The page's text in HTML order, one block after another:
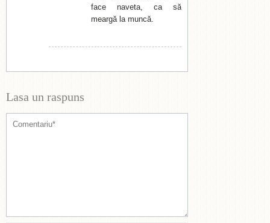
face naveta, ca să
meargă la muncă.
Lasa un raspuns